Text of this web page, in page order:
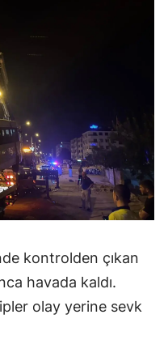
kontrolden çıkan
havada kaldı.
olay yerine sevk